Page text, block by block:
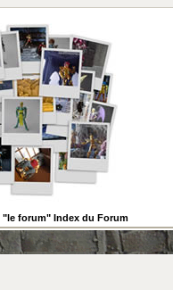
"le forum" Index du Forum